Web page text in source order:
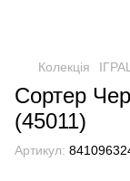
Колекція
Сортер
(45011)
Артикул: